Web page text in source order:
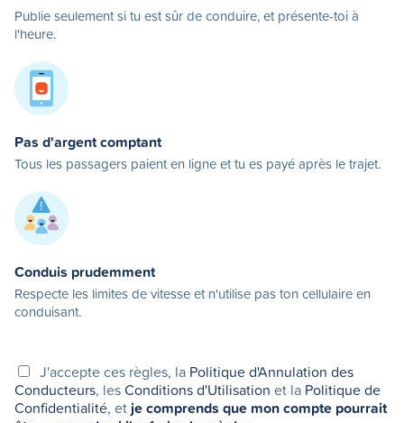
Publie seulement si tu est sûr de conduire, et présente-toi à
l'heure.
Pas d'argent comptant
Tous les passagers paient en ligne et tu es payé après le trajet.
Conduis prudemment
Respecte les limites de vitesse et n'utilise pas ton cellulaire en
conduisant.
J'accepte ces règles, la Politique d'Annulation des
Conducteurs, lesConditions d'Utilisation et la Politique de
Confidentialité, etje comprends que mon compte pourrait